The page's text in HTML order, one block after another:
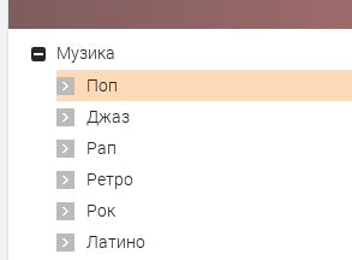
Музика
Поп
Джаз
Рап
Ретро
Рок
Латино